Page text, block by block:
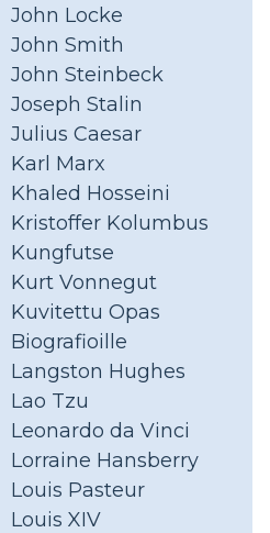
John Locke
John Smith
John Steinbeck
Joseph Stalin
Julius Caesar
Karl Marx
Khaled Hosseini
Kristoffer Kolumbus
Kungfutse
Kurt Vonnegut
Kuvitettu Opas
Biografioille
Langston Hughes
Lao Tzu
Leonardo da Vinci
Lorraine Hansberry
Louis Pasteur
Louis XIV